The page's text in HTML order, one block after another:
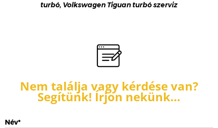
turbó, Volkswagen Tiguan turbó szerviz
Nem találja vagy kérdése van?
Segítünk! Írjon nekünk…
Név*